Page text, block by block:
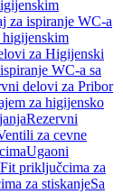
za ispiranje WC-a
za Higijenski
WC-a sa
delovi za Pribor
za higijensko
Rezervni
za cevne
Ugaoni
priključcima za
za stiskanjeSa